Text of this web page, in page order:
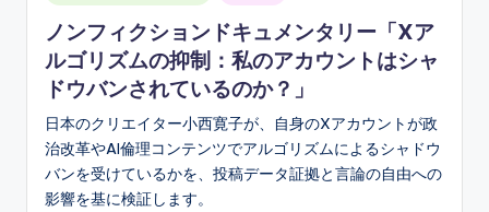
in
ノンフィクションドキュメンタリー「Xア
ルゴリズムの抑制：私のアカウントはシャ
ドウバンされているのか？」
日本のクリエイター小西寛子が、自身のXアカウントが政
治改革やAI倫理コンテンツでアルゴリズムによるシャドウ
バンを受けているかを、投稿データ証拠と言論の自由への
影響を基に検証します。